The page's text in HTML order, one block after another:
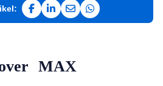
Deel op Facebook
Deel op LinkedIn
Deel via e-mail
Deel via
over MAX